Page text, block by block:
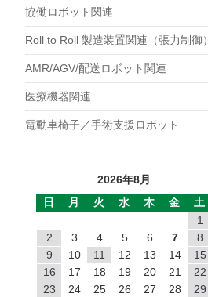
ERS-A
POB
PMB
PB
DMP
NB
協働ロボット関連
Roll to Roll 製造装置関連（張力制御）
AMR/AGV/配送ロボット関連
医療機器関連
電動車椅子／手術支援ロボット
2026年8月
日
月 火 水 木 金
土
1
2
3 4 5 6 7
8
9
10 11 12 13 14
15
16
17 18 19 20 21
22
23
24 25 26 27 28
29